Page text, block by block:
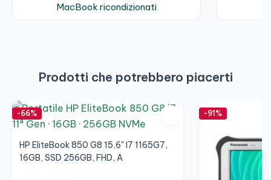
MacBook ricondizionati
Prodotti che potrebbero piacerti
-66%
HP EliteBook 850 G8 15,6" I7 1165G7,
16GB, SSD 256GB, FHD, A
-91%